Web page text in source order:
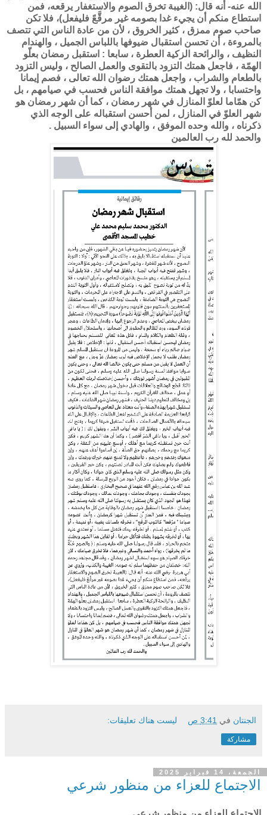
الله عنه- أنه قال: (الغيبة تخرق الصوم والاستغفار يرقعه، فمن
استطاع منكم أن يجيء غدا بصومه غير مرقَّعً فليفعل)، فلا تكن
صاحب صوم ممزق ، كثير الخروق ، لأن من عادة الناس التي تتصف
بالمروءة ، أن تحسن استقبال ضيوفها باللباس الجميل ، والهندام
النظيف ، والرائحة الزكية العطرة ، سابعا : استقبل رمضان بعلّو
الهمّة ، فاجعل همتك التزود بالتقوى والعمل الصالح ، وليس التزود
بالطعام والشراب ، واجعل همتك رضوان الله تعالى ، فصم إيمانا
واحتسابا ، ولا تجهل همتك موافقة الناس فحسب في صيامهم ، بل
كن همّاما لعلوّ المنازل في شهر رمضان ، كما أن شهر رمضان هو
شهر العلوّ في المنازل ، لمن أحسن استقباله على الوجه الذي
ذكرناه ، والله وحده الموفق ، والهادي إلى سواء السبيل .
والحمد لله رب العالمين
الجنتان في 3:41 ص ليست هناك تعليقات:
مشاركة
الجمعة، 14 فبراير 2025
الاجتماع للعزاء من منظور شرعي